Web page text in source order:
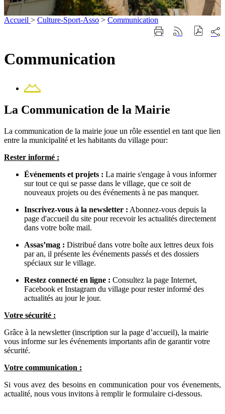
Accueil > Culture-Sport-Asso > Communication
ImprimerGénérer
sur
Communication
Contact
La Communication de la Mairie
La communication de la mairie joue un rôle essentiel en tant que lien
entre la municipalité et les habitants du village pour:
Rester informé :
Événements et projets : La mairie s'engage à vous informer
sur tout ce qui se passe dans le village, que ce soit de
nouveaux projets ou des événements à ne pas manquer.
Inscrivez-vous à la newsletter : Abonnez-vous depuis la
page d'accueil du site pour recevoir les actualités directement
dans votre boîte mail.
Assas’mag : Distribué dans votre boîte aux lettres deux fois
par an, il présente les événements passés et des dossiers
spéciaux sur le village.
Restez connecté en ligne : Consultez la page Internet,
Facebook et Instagram du village pour rester informé des
actualités au jour le jour.
Votre sécurité :
Grâce à la newsletter (inscription sur la page d’accueil), la mairie
vous informe sur les événements importants afin de garantir votre
sécurité.
Votre communication :
Si vous avez des besoins en communication pour vos évenements,
actualité, nous vous invitons à remplir le formulaire ci-dessous.